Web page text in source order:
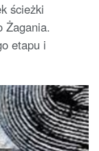
ścieżki
Żagania.
etapu i